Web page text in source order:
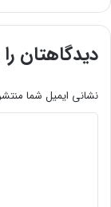
دیدگاهتان
نشانی ایمیل شما